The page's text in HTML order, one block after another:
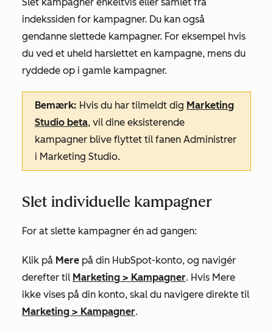
indekssiden for kampagner. Du kan også
gendanne slettede kampagner. For eksempel hvis
du ved et uheld harslettet en kampagne, mens du
ryddede op i gamle kampagner.
Bemærk: Hvis du har tilmeldt dig Marketing
Studio beta, vil dine eksisterende
kampagner blive flyttet til fanen Administrer
i Marketing Studio.
Slet individuelle kampagner
For at slette kampagner én ad gangen:
Klik på Mere på din HubSpot-konto, og navigér
derefter til Marketing > Kampagner. Hvis Mere
ikke vises på din konto, skal du navigere direkte til
Marketing > Kampagner.